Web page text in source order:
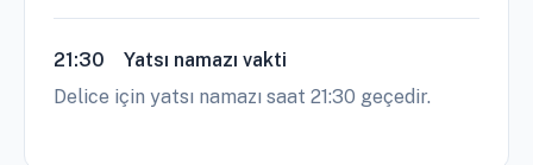
21:30
Yatsı namazı vakti
Delice için yatsı namazı saat 21:30 geçedir.